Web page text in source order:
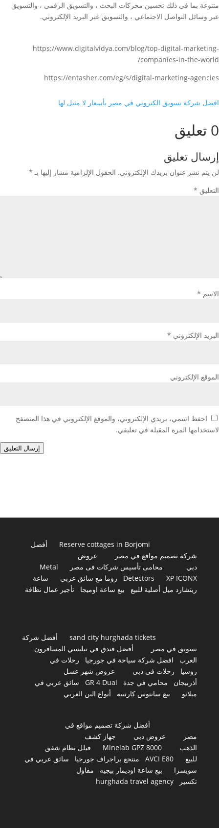
متنوعة بما في ذلك تحسين محركات البحث ، والتسويق الرقمي ، والتسويق
عبر وسائل التواصل الاجتماعي ، والتسويق عبر البريد الإلكتروني.
https://www.digitalvidya.com/blog/top-digital-marketing-
companies-in-the-world/
https://entasher.com/eg/s/digital-marketing-agencies
افضل شركة تسويق الكتروني في مصر بأسعار لا مثيل لها
0 تعليق
إرسال تعليق
لن يتم نشر عنوان بريدك الإلكتروني. الحقول الإلزامية مشار إليها بـ *
التعليق *
الاسم *
البريد الإلكتروني *
الموقع الإلكتروني
احفظ اسمي، بريدي الإلكتروني، والموقع الإلكتروني في هذا المتصفح
لاستخدامها المرة المقبلة في تعليقي.
إرسال التعليق
Reserve cottages in Borjomi
أفضل
شركة تصميم مواقع في مصر
عروض
دبي
محامى تأسيس شركات فى مصر
Metal
Detectors
XP ICONX روما مع سائق عربي
ساعة
ريتشارد ميل أصلية للبيع
بيع ساعة اوميجا تأجير عمال نظافة
sand city hurghada tickets
أفضل شركة
تسويق في مصر
أفضل فندق في تبليسي المسافرون
العرب
افضل شركة سياحة في جورجيا
رحلات في
روسيا
رحلات في دبي
عروض شهر عسل
أذربيجان
محامي في جدة GR 4 Dual
سائق عربي في
ميلانو
بيع سانتوس كارتييه أنواع البن العربي
أفضل شركة تصميم مواقع في
مصر
عروض دبي
جهاز كشف
الذهب
Minelab GPZ 8000
فيلل نظام شقق
للبيع
AVCI E80 منتجع براجراف جورجيا
سائق عربي في
سويسرا
بيع ساعة اوديمار بيجيه
مقاول
تكسير
hurghada travel agency